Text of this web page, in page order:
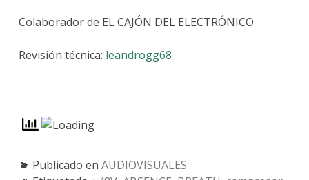
Colaborador de EL CAJÓN DEL ELECTRÓNICO
Revisión técnica: leandrogg68
Publicado en AUDIOVISUALES